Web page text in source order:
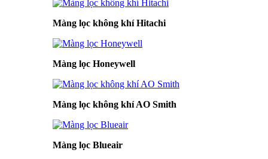
Màng lọc không khí Hitachi
Màng lọc Honeywell
Màng lọc không khí AO Smith
Màng lọc Blueair